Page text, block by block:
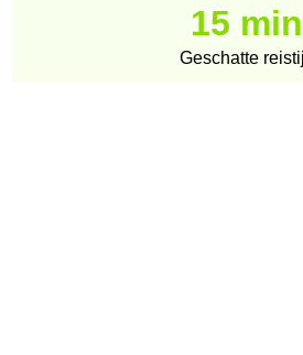
15 min
Geschatte